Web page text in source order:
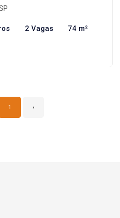
2 Vagas 74 m²
1 ›